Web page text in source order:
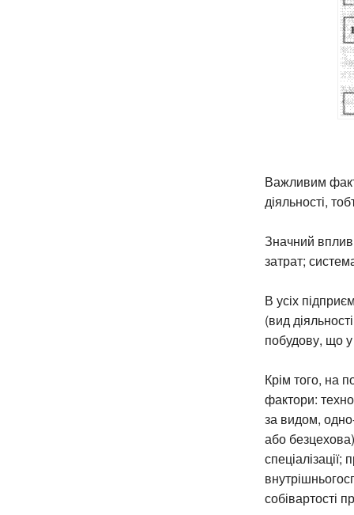
Важливим
діяльності,
Значний вплив
затрат;
В усіх
(вид
побудову, що у
Крім того, на
фактори:
за видом,
або
собівартості